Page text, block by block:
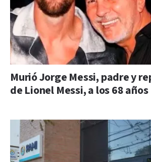
Murió Jorge Messi, padre y
de Lionel Messi, a los 68 años